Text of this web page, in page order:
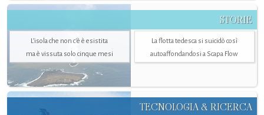
STORIE
L’isola che non c'è è esistita
ma è vissuta solo cinque mesi
La flotta tedesca si suicidò così
autoaffondandosi a Scapa Flow
TECNOLOGIA & RICERCA